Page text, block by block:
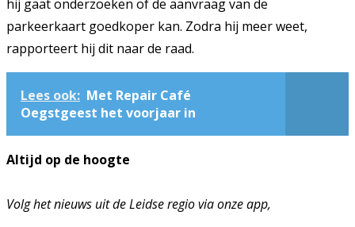
hij gaat onderzoeken of de aanvraag van de
parkeerkaart goedkoper kan. Zodra hij meer weet,
rapporteert hij dit naar de raad.
Lees ook: Met Repair Café
Oegstgeest het voorjaar in
Altijd op de hoogte
Volg het nieuws uit de Leidse regio via onze app,